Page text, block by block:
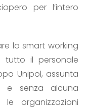
per l’intero
lo smart working
il personale
Unipol, assunta
e senza alcuna
organizzazioni